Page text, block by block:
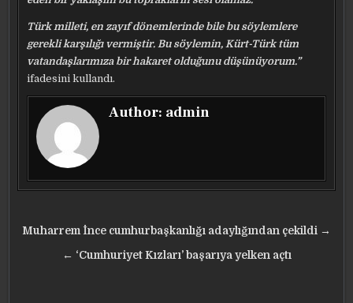
Türk milleti, en zayıf dönemlerinde bile bu söylemlere
gerekli karşılığı vermiştir. Bu söylemin, Kürt-Türk tüm
vatandaşlarımıza bir hakaret olduğunu düşünüyorum.”
ifadesini kullandı.
Author: admin
Yazı
gezinmesi
Muharrem İnce cumhurbaşkanlığı adaylığından çekildi →
← ‘Cumhuriyet Kızları’ başarıya yelken açtı